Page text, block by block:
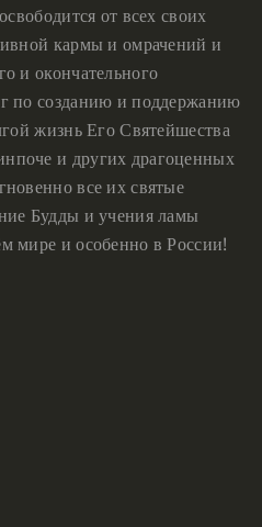
от всех своих
кармы и омрачений и
и окончательного
по созданию и поддержанию
жизнь Его Святейшества
и других драгоценных
все их святые
Будды и учения ламы
мире и особенно в России!